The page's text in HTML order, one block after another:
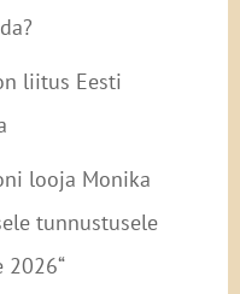
liitus Eesti
looja Monika
tunnustusele
2026“